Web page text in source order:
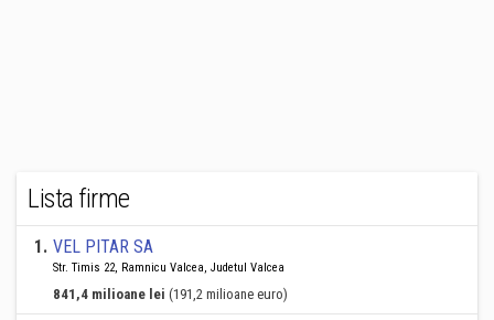
Lista firme
1. VEL PITAR SA
Str. Timis 22, Ramnicu Valcea, Judetul Valcea
841,4 milioane lei (191,2 milioane euro)